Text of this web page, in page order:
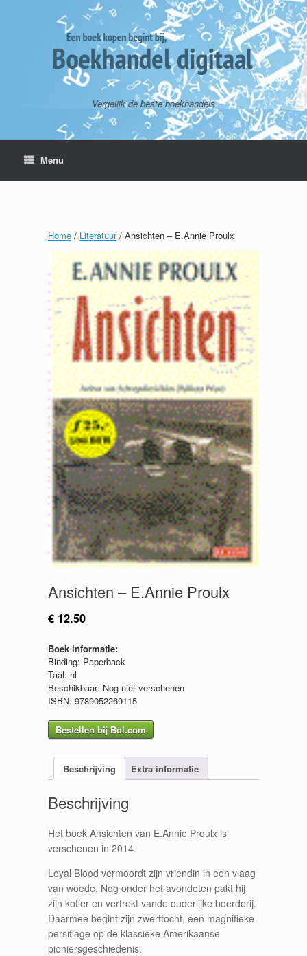
Vergelijk de beste boekhandels
Menu
Home / Literatuur/ Ansichten – E.Annie Proulx
Ansichten – E.Annie Proulx
€ 12.50
Boek informatie:
Binding: Paperback
Taal: nl
Beschikbaar: Nog niet verschenen
ISBN: 9789052269115
Bestellen bij Bol.com
Beschrijving Extra informatie
Beschrijving
Het boek Ansichten van E.Annie Proulx is
verschenen in 2014.
Loyal Blood vermoordt zijn vriendin in een vlaag
van woede. Nog onder het avondeten pakt hij
zijn koffer en vertrekt vande ouderlijke boerderij.
Daarmee begint zijn zwerftocht, een magnifieke
persiflage op de klassieke Amerikaanse
pioniersgeschiedenis.